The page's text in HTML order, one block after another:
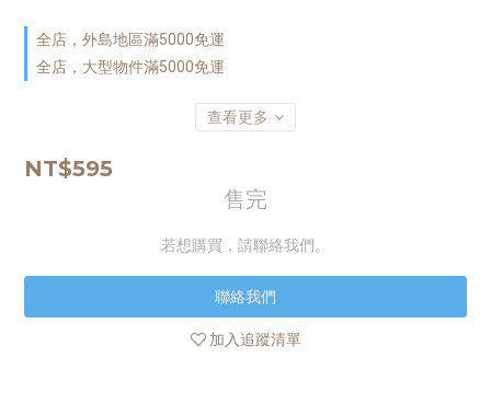
全店，外島地區滿5000免運
全店，大型物件滿5000免運
查看更多
NT$595
售完
若想購買，請聯絡我們。
聯絡我們
加入追蹤清單